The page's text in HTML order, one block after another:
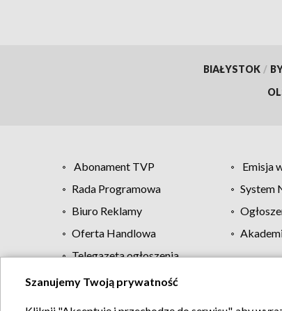
BIAŁYSTOK /
Abonament TVP Emisja
Rada Programowa
System
Biuro Reklamy
Oferta Handlowa
Telegazeta ogłoszenia
Regulamin
Szanujemy Twoją prywatność